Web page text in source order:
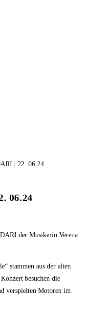
06.24
der Musikerin Verena
stammen aus der alten
besuchen die
verspielten Motoren im